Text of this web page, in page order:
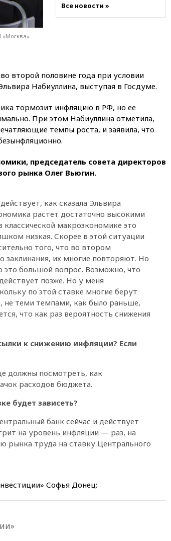
историка Артема Кирпиченка
арестовали в Израиле
X о миграционном кризисе в
Сеуте набрал миллион
просмотров
вчера, 22:49 Минпромторг:
банкротство «Кванта» не
означает прекращения
производства телевизоров в
РФ
вчера, 22:35Семь грузовых
вагонов сошли с рельсов в
Оренбургской области
выросли нефтегазовые
доходы российского бюджета
вчера, 22:15Аксаков: ЦБ
согласовал первый стандарт
исламского банкинга
вчера, 21:43Организаторы
«Интервидения»
подтвердили, что конкурс
пройдет в Саудовской Аравии
вчера, 21:35Машков: в РФ
подготовили концепцию
вчера, 21:21 Правительство
экологических классов
вчера, 21:15
Машковым 150-летие Союза
театральных деятелей
вчера, 20:47 Newsweek:
«взрывная» диарея охватила
47 из 50 штатов США
вчера, 20:20
золотых медалей выиграли на
Все новости »
«Москва»
второй половине года при условии
Набиуллина, выступая в Госдуме.
тормозит инфляцию в РФ, но ее
При этом Набиуллина отметила,
темпы роста, и заявила, что
председатель совета директоров
рынка Олег Вьюгин.
как сказала Эльвира
растет достаточно высокими
макроэкономике это
низкая. Скорее в этой ситуации
того, что во втором
заклинания, их многие повторяют. Но
это большой вопрос. Возможно, что
позже. Но у меня
по этой ставке многие берут
не теми темпами, как было раньше,
что как раз вероятность снижения
к снижению инфляции? Если
должны посмотреть, как
расходов бюджета.
будет зависеть?
банк сейчас и действует
на уровень инфляции — раз, на
рынка труда на ставку Центрального
Софья Донец: